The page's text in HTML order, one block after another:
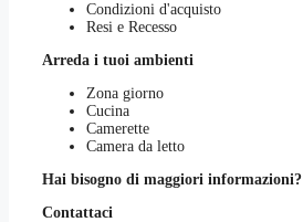
Condizioni d'acquisto
Resi e Recesso
Arreda i tuoi ambienti
Zona giorno
Cucina
Camerette
Camera da letto
Hai bisogno di maggiori informazioni?
Contattaci